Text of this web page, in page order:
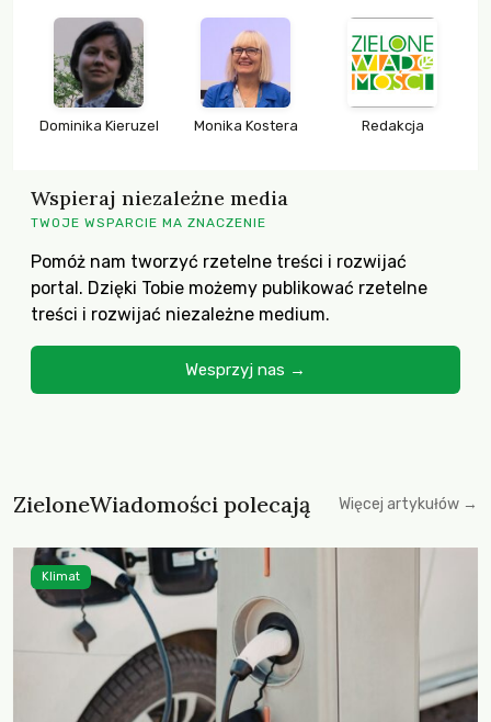
Dominika Kieruzel Monika Kostera Redakcja
Wspieraj niezależne media
TWOJE WSPARCIE MA ZNACZENIE
Pomóż nam tworzyć rzetelne treści i rozwijać
portal. Dzięki Tobie możemy publikować rzetelne
treści i rozwijać niezależne medium.
Wesprzyj nas →
ZieloneWiadomości polecają Więcej artykułów →
Klimat